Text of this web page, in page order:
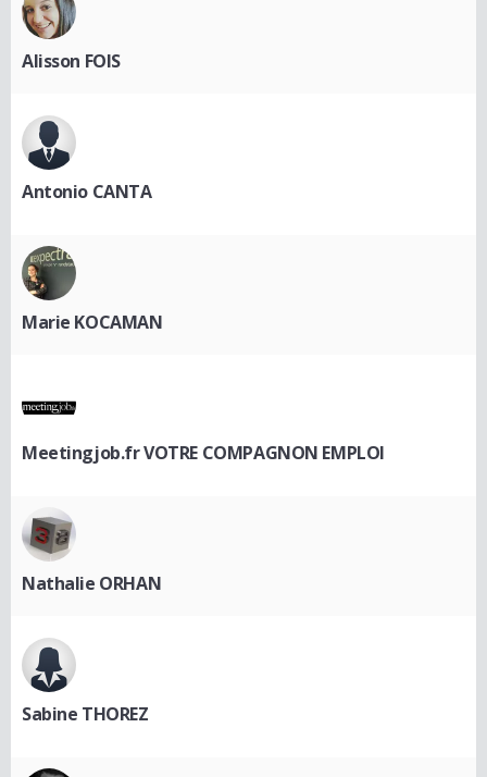
Alisson FOIS
Antonio CANTA
Marie KOCAMAN
Meetingjob.fr VOTRE COMPAGNON EMPLOI
Nathalie ORHAN
Sabine THOREZ